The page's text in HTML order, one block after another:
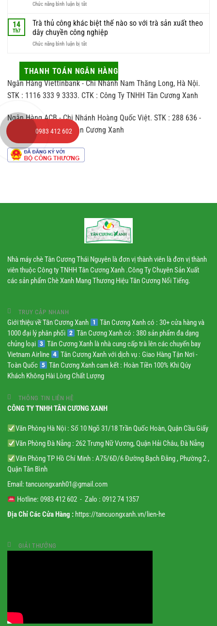
đón
búp
chất
lượng
làm
biếu
sao
cho
vừa
vừa
hợp
người
nhận
Chức năng bình luận bị tắtở
trình
trà
và
tác
động
ai
để
hương
vị
14
Th7
Trà thủ công khác biệt thế nào so với trà sản xuất theo
dây chuyền công nghiệp
Chức năng bình luận bị tắtở
công
biệt
thế
với
trà
sản
THANH TOÁN NGÂN HÀNG
Ngân Hàng Viettinbank - Chi Nhánh Nam Thăng Long, Hà Nội.
STK : 1116 333 9 3333. CTK : Công Ty TNHH Tân Cương Xanh
Ngân Hàng ACB - Chi Nhánh Hoàng Quốc Việt. STK : 288 636 -
CTK : Công Ty TNHH Tân Cương Xanh
Nhà máy chè Tân Cương Thái Nguyên là đơn vị thành viên là đơn vị thành
viên thuộc Công ty TNHH Tân Cương Xanh .Công Ty Chuyên Sản Xuất
các sản phẩm Chè Xanh Mang Thương Hiệu Tân Cương Nổi Tiếng.
TRUY CẬP NHANH
Giới thiệu về Tân Cương Xanh
Tân Cương Xanh có : 30+ cửa hàng và
1000 đại lý phân phối
Tân Cương Xanh có : 380 sản phẩm đa dạng
chủng loại
Tân Cương Xanh là nhà cung cấp trà lên các chuyến bay
Vietnam Airline
Tân Cương Xanh với dịch vụ : Giao Hàng Tận Nơi -
Toàn Quốc
Tân Cương Xanh cam kết : Hoàn Tiền 100% Khi Qúy
Khách Không Hài Lòng Chất Lượng
THÔNG TIN LIÊN HỆ
CÔNG TY TNHH TÂN CƯƠNG XANH
Văn Phòng Hà Nội : Số 10 Ngõ 31/18 Trần Quốc Hoàn, Quận Cầu Giấy
Văn Phòng Đà Nẵng : 262 Trưng Nữ Vương, Quận Hải Châu, Đà Nẵng
Văn Phòng TP Hồ Chí Minh : A75/6D/6 Đường Bạch Đằng , Phường 2 ,
Quận Tân Bình
Email: tancuongxanh01@gmail.com
Hotline: 0983 412 602 - Zalo : 0912 74 1357
Địa Chỉ Các Cửa Hàng : https://tancuongxanh.vn/lien-he
GIẢI THƯỞNG
0983 412 602